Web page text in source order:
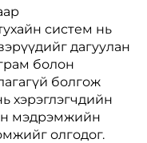
систем нь
дагуулан
болон
болгож
хэрэглэгчдийн
мэдрэмжийн
олгодог.